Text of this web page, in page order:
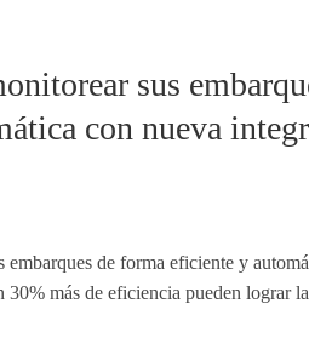
sus
con nueva
embarques de forma eficiente y
más de eficiencia pueden lograr